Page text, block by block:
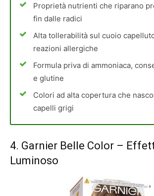
Proprietà nutrienti che riparano
fin dalle radici
Alta tollerabilità sul cuoio
reazioni allergiche
Formula priva di ammoniaca,
e glutine
Colori ad alta copertura che
capelli grigi
4. Garnier Belle Color –
Luminoso